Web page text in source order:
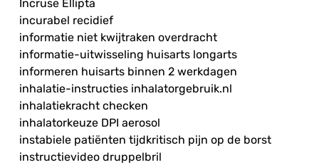
Incruse Ellipta
incurabel recidief
informatie niet kwijtraken overdracht
informatie-uitwisseling huisarts longarts
informeren huisarts binnen 2 werkdagen
inhalatie-instructies inhalatorgebruik.nl
inhalatiekracht checken
inhalatorkeuze DPI aerosol
instabiele patiënten tijdkritisch pijn op de borst
instructievideo druppelbril